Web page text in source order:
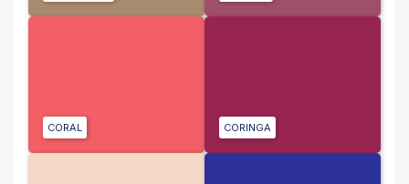
CORAL CORINGA